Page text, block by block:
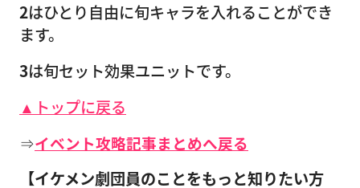
2はひとり自由に旬キャラを入れることができ
ます。
3は旬セット効果ユニットです。
▲トップに戻る
⇒イベント攻略記事まとめへ戻る
【イケメン劇団員のことをもっと知りたい方